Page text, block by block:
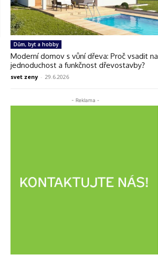
Dům, byt a hobby
Moderní domov s vůní dřeva: Proč vsadit na
jednoduchost a funkčnost dřevostavby?
svet zeny - 29.6.2026
- Reklama -